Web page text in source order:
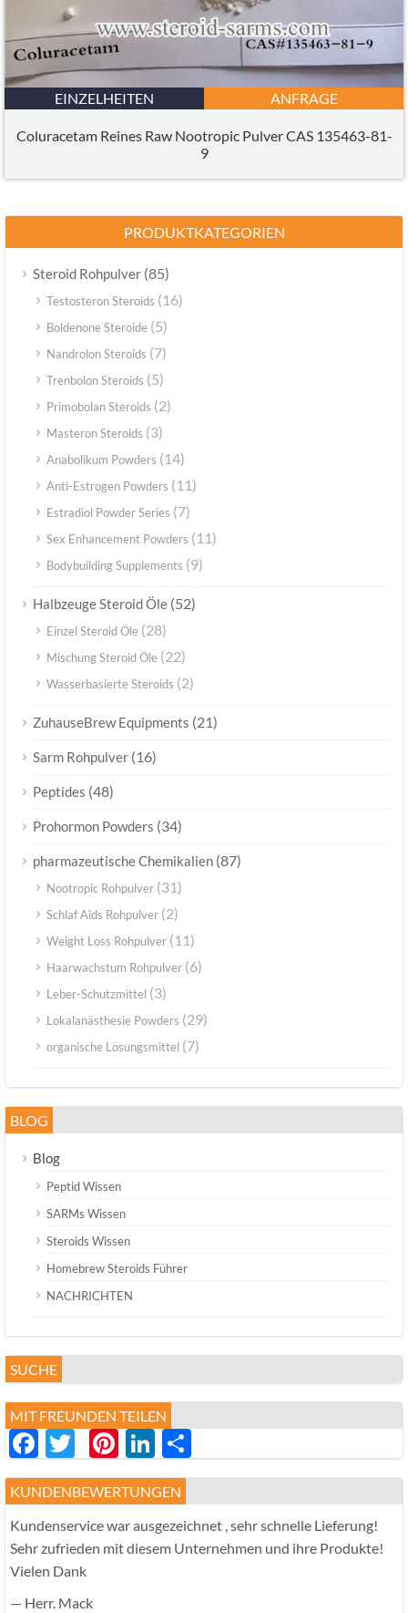
EINZELHEITEN ANFRAGE
Coluracetam Reines Raw Nootropic Pulver CAS 135463-81-
9
PRODUKTKATEGORIEN
Steroid Rohpulver (85)
Testosteron Steroids (16)
Boldenone Steroide (5)
Nandrolon Steroids (7)
Trenbolon Steroids (5)
Primobolan Steroids (2)
Masteron Steroids (3)
Anabolikum Powders (14)
Anti-Estrogen Powders (11)
Estradiol Powder Series (7)
Sex Enhancement Powders (11)
Bodybuilding Supplements (9)
Halbzeuge Steroid Öle (52)
Einzel Steroid Öle (28)
Mischung Steroid Öle (22)
Wasserbasierte Steroids (2)
ZuhauseBrew Equipments (21)
Sarm Rohpulver (16)
Peptides (48)
Prohormon Powders (34)
pharmazeutische Chemikalien (87)
Nootropic Rohpulver (31)
Schlaf Aids Rohpulver (2)
Weight Loss Rohpulver (11)
Haarwachstum Rohpulver (6)
Leber-Schutzmittel (3)
Lokalanästhesie Powders (29)
organische Lösungsmittel (7)
BLOG
Blog
Peptid Wissen
SARMs Wissen
Steroids Wissen
Homebrew Steroids Führer
NACHRICHTEN
SUCHE
MIT FREUNDEN TEILEN
Facebook
Twitter
Pinterest
LinkedIn
享
KUNDENBEWERTUNGEN
Kundenservice war ausgezeichnet , sehr schnelle Lieferung!
Sehr zufrieden mit diesem Unternehmen und ihre Produkte!
Vielen Dank
— Herr. Mack